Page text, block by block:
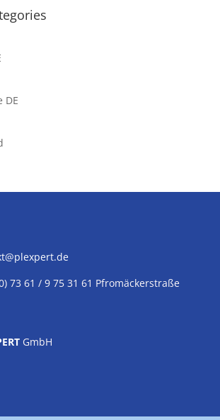
DE
73 61 / 9 75 31 61 Pfromäckerstraße
GmbH